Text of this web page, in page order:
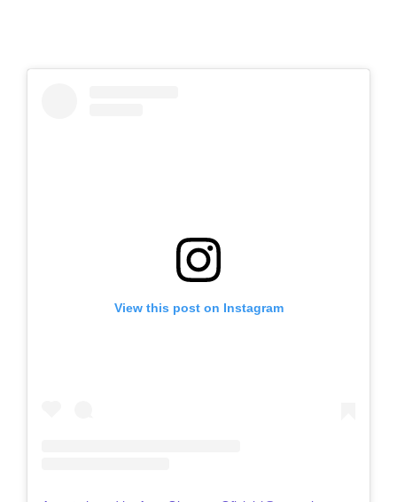
View this post on Instagram